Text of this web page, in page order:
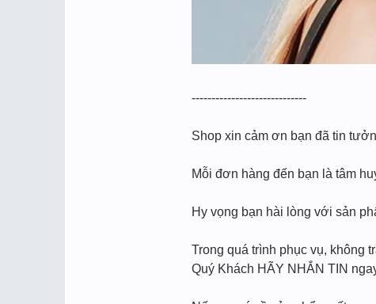
-----------------------------
Shop xin cảm ơn bạn đã tin
Mỗi đơn hàng đến bạn là tâm
Hy vọng bạn hài lòng với sản
Trong quá trình phục vụ, không
Quý Khách HÃY NHẮN TIN